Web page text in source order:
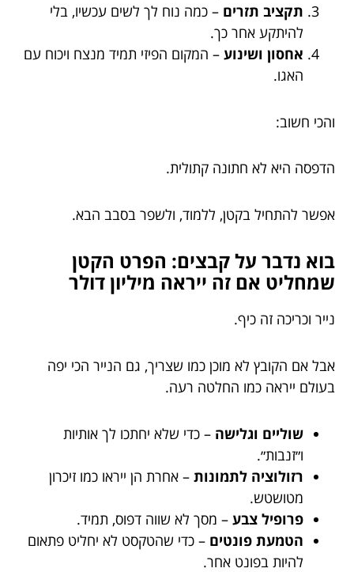
תקציב תזרים – כמה נוח לך לשים עכשיו, בלי
להיתקע אחר כך.
אחסון ושינוע – המקום הפיזי תמיד מנצח ויכוח עם
האגו.
והכי חשוב:
הדפסה היא לא חתונה קתולית.
אפשר להתחיל בקטן, ללמוד, ולשפר בסבב הבא.
בוא נדבר על קבצים: הפרט הקטן
שמחליט אם זה ייראה מיליון דולר
נייר וכריכה זה כיף.
אבל אם הקובץ לא מוכן כמו שצריך, גם הנייר הכי יפה
בעולם ייראה כמו החלטה רעה.
שוליים וגלישה – כדי שלא יחתכו לך אותיות
ו״זנבות״.
רזולוציה לתמונות – אחרת הן ייראו כמו זיכרון
מטושטש.
פרופיל צבע – מסך לא שווה דפוס, תמיד.
הטמעת פונטים – כדי שהטקסט לא יחליט פתאום
להיות בפונט אחר.